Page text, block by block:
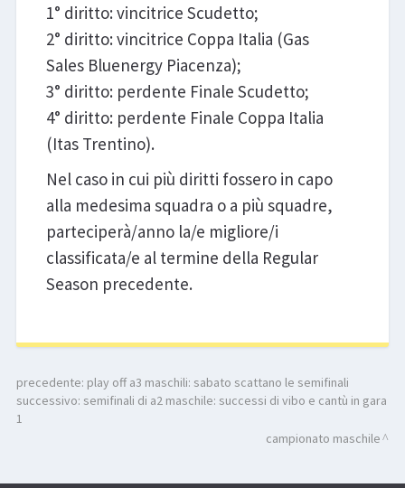
1° diritto: vincitrice Scudetto;
2° diritto: vincitrice Coppa Italia (Gas
Sales Bluenergy Piacenza);
3° diritto: perdente Finale Scudetto;
4° diritto: perdente Finale Coppa Italia
(Itas Trentino).
Nel caso in cui più diritti fossero in capo
alla medesima squadra o a più squadre,
parteciperà/anno la/e migliore/i
classificata/e al termine della Regular
Season precedente.
precedente: play off a3 maschili: sabato scattano le semifinali
successivo: semifinali di a2 maschile: successi di vibo e cantù in gara
1
campionato maschile